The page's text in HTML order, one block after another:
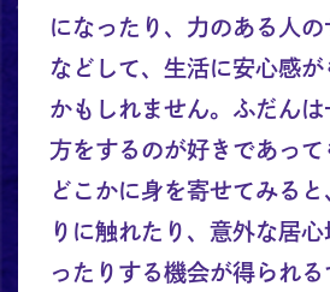
になったり、力のある人の
などして、生活に安心感
かもしれません。ふだんは
方をするのが好きであっ
どこかに身を寄せてみる
りに触れたり、意外な居
ったりする機会が得られる